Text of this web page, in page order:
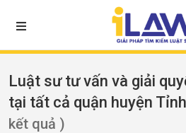
Luật sư tư vấn và giải
tại tất cả quận huyện
kết quả )